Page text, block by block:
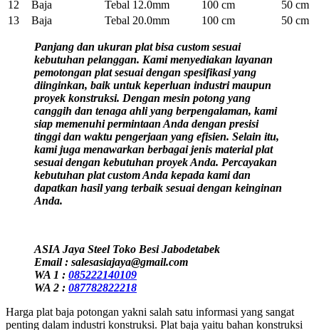
12
Baja Tebal 12.0mm 100 cm
50 cm
13
Baja Tebal 20.0mm 100 cm 50 cm
Panjang dan ukuran plat bisa custom sesuai
kebutuhan pelanggan. Kami menyediakan layanan
pemotongan plat sesuai dengan spesifikasi yang
diinginkan, baik untuk keperluan industri maupun
proyek konstruksi. Dengan mesin potong yang
canggih dan tenaga ahli yang berpengalaman, kami
siap memenuhi permintaan Anda dengan presisi
tinggi dan waktu pengerjaan yang efisien. Selain itu,
kami juga menawarkan berbagai jenis material plat
sesuai dengan kebutuhan proyek Anda. Percayakan
kebutuhan plat custom Anda kepada kami dan
dapatkan hasil yang terbaik sesuai dengan keinginan
Anda.
ASIA Jaya Steel Toko Besi Jabodetabek
Email : salesasiajaya@gmail.com
WA 1 : 085222140109
WA 2 : 087782822218
Harga plat baja potongan yakni salah satu informasi yang sangat
penting dalam industri konstruksi. Plat baja yaitu bahan konstruksi